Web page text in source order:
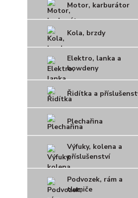
Motor, karburátor
Kola, brzdy
Elektro, lanka a
bowdeny
Řidítka a
Plechařina
Výfuky, kolena a
příslušenství
Podvozek, rám a
tlumiče